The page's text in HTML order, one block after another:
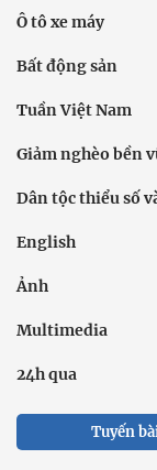
Ô tô xe máy
Bất động sản
Tuần Việt Nam
Giảm nghèo bền
Dân tộc thiểu số
English
Ảnh
Multimedia
24h qua
Tuyến